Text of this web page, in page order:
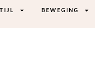
BEWEGING